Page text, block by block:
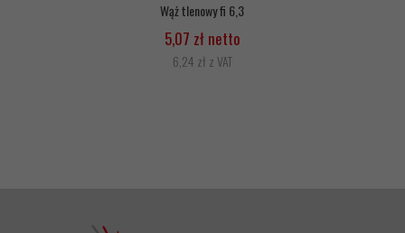
Wąż tlenowy fi 6,3
5,07 zł netto
6,24 zł z VAT